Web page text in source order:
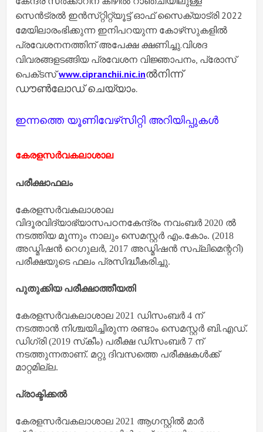
സെൻട്രൽ ഇൻസ്​റ്റിറ്റ്യൂട്ട്​ ഓഫ്​ സൈക്യാട്രി 2022
മേയിലാരംഭിക്കുന്ന ഇനിപറയുന്ന കോഴ്​സുകളിൽ
പ്രവേശനനത്തിന്​ അപേക്ഷ ക്ഷണിച്ചു.വിശദ
വിവരങ്ങളടങ്ങിയ പ്രവേശന വിജ്ഞാപനം, പ്രോസ്​
പെക്​ടസ്​www.cipranchii.nic.inൽനിന്ന്​
ഡൗൺലോഡ്​ ചെയ്യാം.
ഇന്നത്തെ യൂണിവേഴ്‌സിറ്റി അറിയിപ്പുകൾ
കേരളസര്‍വകലാശാല
പരീക്ഷാഫലം
കേരളസര്‍വകലാശാല
വിദൂരവിദ്യാഭ്യാസപഠനകേന്ദ്രം നവംബര്‍ 2020 ല്‍
നടത്തിയ മൂന്നും നാലും സെമസ്റ്റര്‍ എം.കോം. (2018
അഡ്മിഷന്‍ റെഗുലര്‍, 2017 അഡ്മിഷന്‍ സപ്ലിമെന്ററി)
പരീക്ഷയുടെ ഫലം പ്രസിദ്ധീകരിച്ചു.
പുതുക്കിയ പരീക്ഷാത്തീയതി
കേരളസര്‍വകലാശാല 2021 ഡിസംബര്‍ 4 ന്
നടത്താന്‍ നിശ്ചയിച്ചിരുന്ന രണ്ടാം സെമസ്റ്റര്‍ ബി.എഡ്.
ഡിഗ്രി (2019 സ്‌കീം) പരീക്ഷ ഡിസംബര്‍ 7 ന്
നടത്തുന്നതാണ്. മറ്റു ദിവസത്തെ പരീക്ഷകള്‍ക്ക്
മാറ്റമില്ല.
പ്രാക്ടിക്കല്‍
കേരളസര്‍വകലാശാല 2021 ആഗസ്റ്റില്‍ മാര്‍